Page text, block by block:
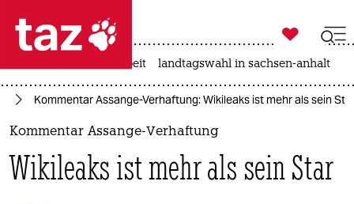
 taz zahl ich
taz zahl ich
politik

taz zahl ich
arbeit landtagswahl in sachsen-anhalt
Kommentar Assange-Verhaftung: Wikileaks ist mehr als sein
Kommentar Assange-Verhaftung
Wikileaks ist mehr als sein Star